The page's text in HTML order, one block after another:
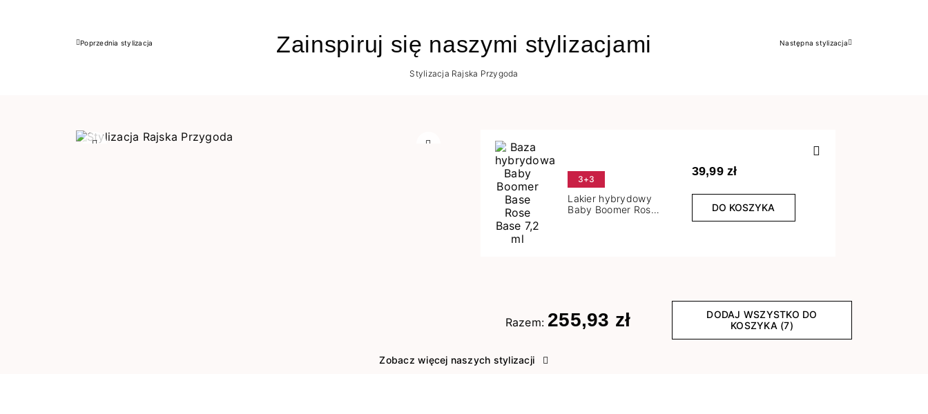
Zainspiruj się naszymi stylizacjami
Poprzedni
Poprzednia stylizacja Następny
Następna stylizacja
Stylizacja Rajska Przygoda
3+3
Lakier hybrydowy
Baby Boomer Rose
39,99 zł
DO KOSZYKA
Razem: 255,93 zł
DODAJ WSZYSTKO DO
KOSZYKA (7)
Zobacz więcej naszych stylizacji